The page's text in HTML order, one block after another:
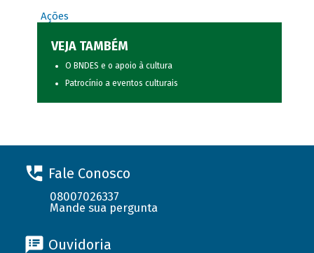
Ações
VEJA TAMBÉM
O BNDES e o apoio à cultura
Patrocínio a eventos culturais
Fale Conosco
08007026337
Mande sua pergunta
Ouvidoria